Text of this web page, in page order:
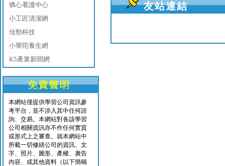
憐心看護中心
小工匠清潔網
佳勁科技
小華陀養生網
K5產業新聞網
本網站僅提供學習公司資訊參
考平台，並不涉入其中任何諮
詢、交易。本網站對各該學習
公司相關資訊亦不作任何實質
或形式上之審查。就本網站中
所載一切修繕公司的資訊、文
字、照片、圖形、產權、廣告
內容、或其他資料（以下簡稱
友站連結